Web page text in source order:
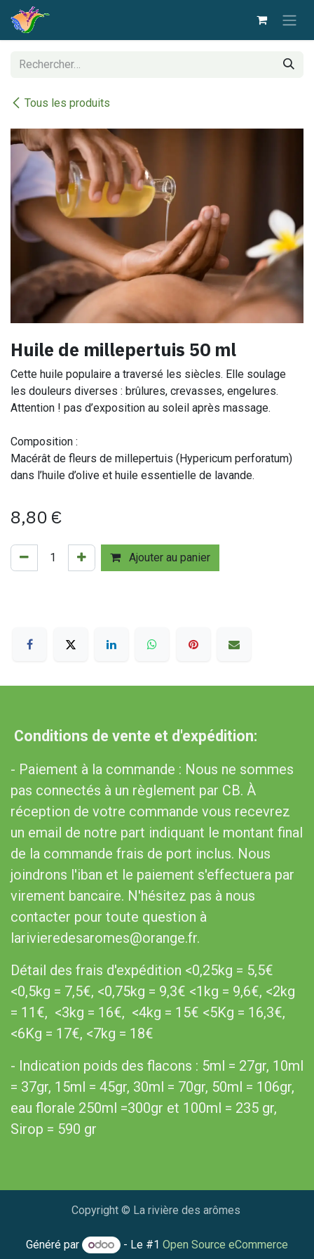
Se rendre au contenu
Tous les produits
Huile de millepertuis 50 ml
Cette huile populaire a traversé les siècles. Elle soulage
les douleurs diverses : brûlures, crevasses, engelures.
Attention ! pas d’exposition au soleil après massage.
Composition :
Macérât de fleurs de millepertuis (Hypericum perforatum)
dans l’huile d’olive et huile essentielle de lavande.
8,80 €
Ajouter au panier
Conditions de vente et d'expédition:
- Paiement à la commande : Nous ne sommes
pas connectés à un règlement par CB. À
réception de votre commande vous recevrez
un email de notre part indiquant le montant final
de la commande frais de port inclus. Nous
joindrons l'iban et le paiement s'effectuera par
virement bancaire. N'hésitez pas à nous
contacter pour toute question à
larivieredesaromes@orange.fr.
Détail des frais d'expédition <0,25kg = 5,5€
<0,5kg = 7,5€, <0,75kg = 9,3€ <1kg = 9,6€, <2kg
= 11€, <3kg = 16€, <4kg = 15€ <5Kg = 16,3€,
<6Kg = 17€, <7kg = 18€
- Indication poids des flacons : 5ml = 27gr, 10ml
= 37gr, 15ml = 45gr, 30ml = 70gr, 50ml = 106gr,
eau florale 250ml =300gr et 100ml = 235 gr,
Sirop = 590 gr​
Copyright © La rivière des arômes
Généré par - Le #1 Open Source eCommerce